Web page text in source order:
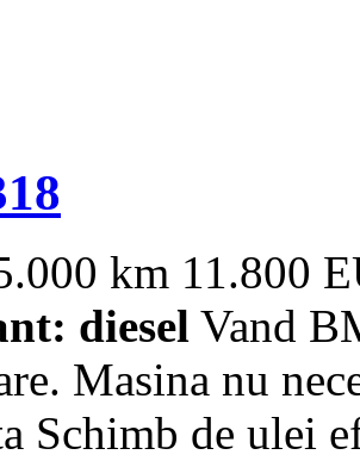
km 11.800
diesel Vand
Masina nu
Schimb de ulei